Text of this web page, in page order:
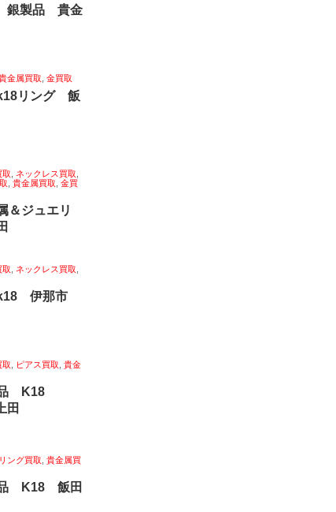
製品 貴金
金属買取 金買取
リング 飯
取 ネックレス買取
貴金属買取 金買
＆ジュエリ
取 ネックレス買取
伊那市
取 ピアス買取 貴金
品 K18
田
リング買取 貴金属買
K18 飯田